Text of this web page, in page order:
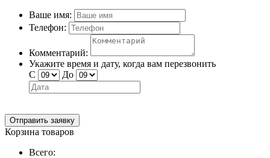
Ваше имя:
Телефон:
Комментарий:
Укажите время и дату, когда вам перезвонить
С
До
Отправить заявку
Корзина товаров
Всего: